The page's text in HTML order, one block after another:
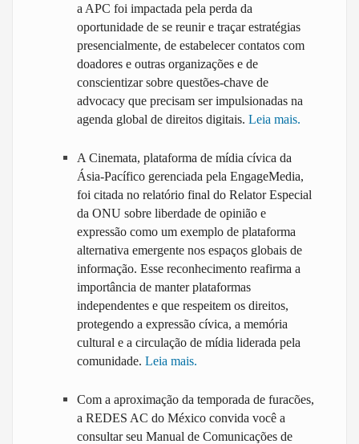
a APC foi impactada pela perda da
oportunidade de se reunir e traçar estratégias
presencialmente, de estabelecer contatos com
doadores e outras organizações e de
conscientizar sobre questões-chave de
advocacy que precisam ser impulsionadas na
agenda global de direitos digitais. Leia mais.
A Cinemata, plataforma de mídia cívica da
Ásia-Pacífico gerenciada pela EngageMedia,
foi citada no relatório final do Relator Especial
da ONU sobre liberdade de opinião e
expressão como um exemplo de plataforma
alternativa emergente nos espaços globais de
informação. Esse reconhecimento reafirma a
importância de manter plataformas
independentes e que respeitem os direitos,
protegendo a expressão cívica, a memória
cultural e a circulação de mídia liderada pela
comunidade. Leia mais.
Com a aproximação da temporada de furacões,
a REDES AC do México convida você a
consultar seu Manual de Comunicações de